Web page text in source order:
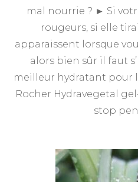
mal nourrie ? ► Si
rougeurs, si elle
apparaissent lorsque
alors bien sûr il faut
meilleur hydratant pour
Rocher Hydravegetal
stop